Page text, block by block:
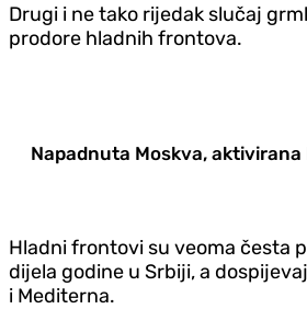
Drugi i ne tako rijedak slučaj
prodore hladnih frontova.
Napadnuta Moskva, aktivirana
Hladni frontovi su veoma česta
dijela godine u Srbiji, a
i Mediterna.